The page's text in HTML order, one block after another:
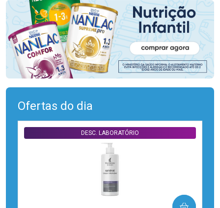
Ofertas do dia
DESC. LABORATÓRIO
COMPRAR